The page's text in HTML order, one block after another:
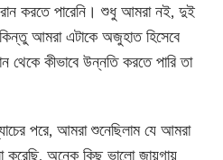
করতে পারেনি। শুধু আমরা নই, দুই
আমরা এটাকে অজুহাত হিসেবে
থেকে কীভাবে উন্নতি করতে পারি তা
পরে, আমরা শুনেছিলাম যে আমরা
অনেক কিছু ভালো জায়গায়